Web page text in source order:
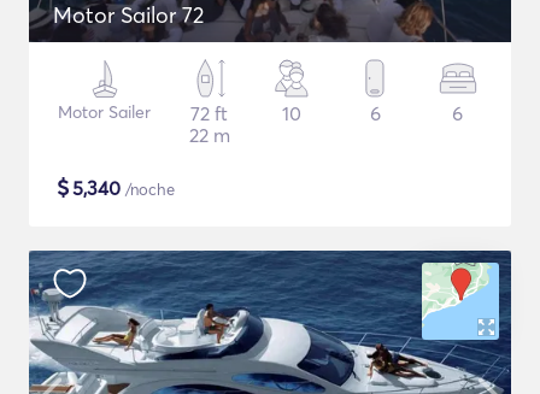
Motor Sailor 72
Motor Sailer
72 ft
22 m
10 6 6
$5,340 /noche